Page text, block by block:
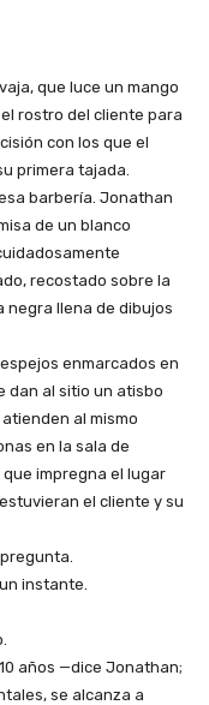
que luce un mango
rostro del cliente para
con los que el
primera tajada.
barbería. Jonathan
de un blanco
recostado sobre la
negra llena de dibujos
enmarcados en
dan al sitio un atisbo
al mismo
en la sala de
impregna el lugar
el cliente y su
instante.
años —dice Jonathan;
se alcanza a